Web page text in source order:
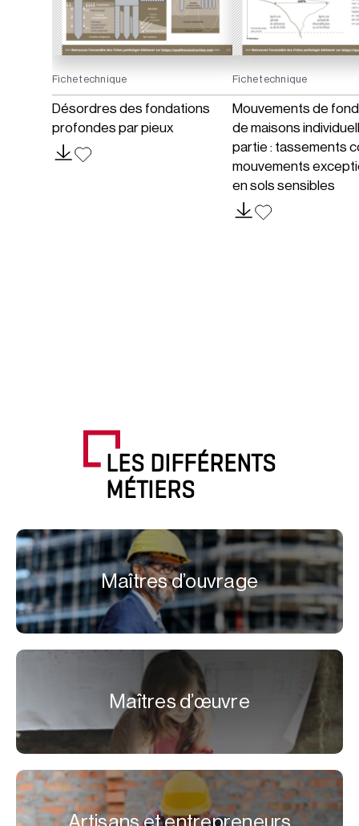
Fiche technique
Désordres des fondations
profondes par pieux
Fiche technique
Mouvements de
de maisons
partie : tassements
mouvements
en sols sensibles
LES DIFFÉRENTS
MÉTIERS
Maîtres d’ouvrage
Maîtres d’œuvre
Artisans et entrepreneurs